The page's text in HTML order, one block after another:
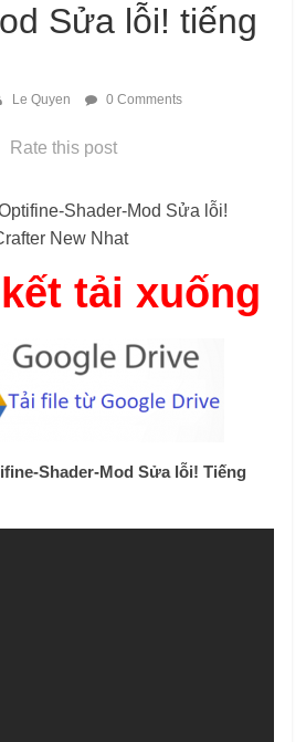
Sửa lỗi! tiếng
Le Quyen 0 Comments
Rate this post
tải xuống
Shader-Mod Sửa lỗi! Tiếng